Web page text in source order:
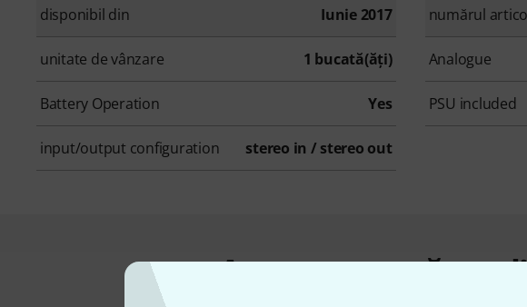
disponibil din Iunie 2017 numărul
unitate de vânzare 1 bucată(ăţi) Analogue
Battery Operation Yes PSU included
input/output configuration stereo in / stereo out
Asta au cumpărat